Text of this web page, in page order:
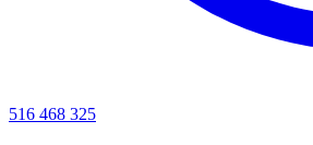
516 468 325